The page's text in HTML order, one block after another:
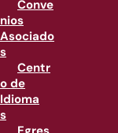
Conve
nios
Asociado
s
Centr
o de
Idioma
s